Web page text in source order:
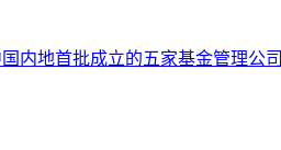
内地首批成立的五家基金管理